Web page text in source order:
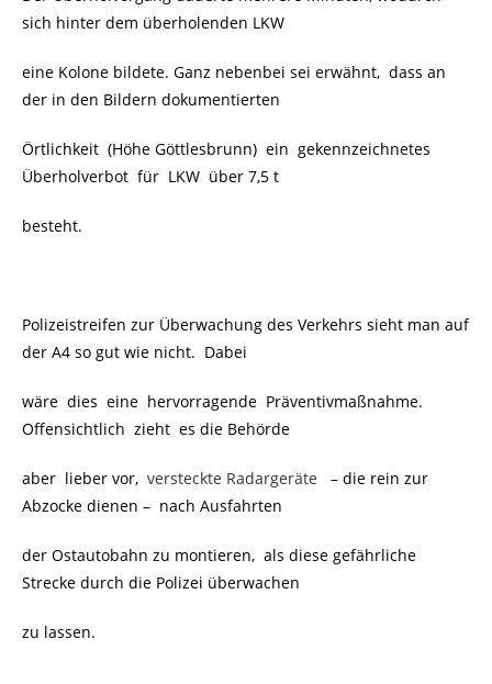
sich hinter dem überholenden LKW
eine Kolone bildete. Ganz nebenbei sei erwähnt, dass an
der in den Bildern dokumentierten
Örtlichkeit (Höhe Göttlesbrunn) ein gekennzeichnetes
Überholverbot für LKW über 7,5 t
besteht.
Polizeistreifen zur Überwachung des Verkehrs sieht man auf
der A4 so gut wie nicht. Dabei
wäre dies eine hervorragende Präventivmaßnahme.
Offensichtlich zieht es die Behörde
aber lieber vor, versteckte Radargeräte
– die rein zur
Abzocke dienen – nach Ausfahrten
der Ostautobahn zu montieren, als diese gefährliche
Strecke durch die Polizei überwachen
zu lassen.